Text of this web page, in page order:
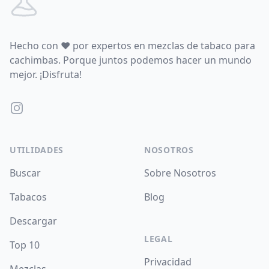
Hecho con ♥ por expertos en mezclas de tabaco para
cachimbas. Porque juntos podemos hacer un mundo
mejor. ¡Disfruta!
Instagram
UTILIDADES
Buscar
Tabacos
Descargar
Top 10
NOSOTROS
Sobre Nosotros
Blog
LEGAL
Privacidad